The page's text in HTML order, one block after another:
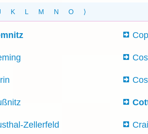
K L M N O ⟩
Zellerfeld